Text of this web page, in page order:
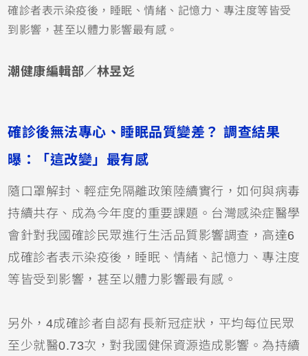
確診者表示染疫後，睡眠、情緒、記憶力、專注度等皆受
到影響，甚至以體力影響最有感。
潮健康編輯部／林昱彣
確診後無法專心、睡眠品質變差？ 調查結果
曝：「這改變」最有感
隨口罩解封、輕症免隔離政策陸續實行，如何與病毒
持續共存、成為今年度的重要課題。台灣感染症醫學
會針對我國確診民眾進行生活品質影響調查，高達6
成確診者表示染疫後，睡眠、情緒、記憶力、專注度
等皆受到影響，甚至以體力影響最有感。
另外，4成確診者自認有長新冠症狀，平均每位民眾
至少就醫0.73次，對我國健保資源造成影響。為持續